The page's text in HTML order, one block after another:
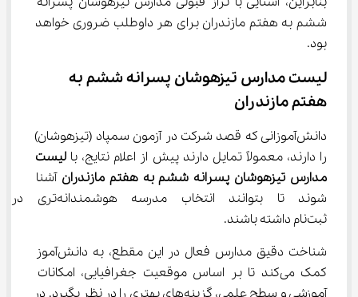
ششم به هفتم مازندران برای هر داوطلب ضروری خواهد
بود.
لیست مدارس تیزهوشان پسرانه ششم به
هفتم مازندران
دانش‌آموزانی که قصد شرکت در آزمون سمپاد (تیزهوشان)
را دارند، معمولاً تمایل دارند پیش از اعلام نتایج، با لیست
مدارس تیزهوشان پسرانه ششم به هفتم مازندران آشنا
شوند تا بتوانند انتخاب مدرسه
ثبت‌نام داشته باشند.
شناخت دقیق مدارس فعال در این مقطع، به دانش‌آموز
کمک می‌کند تا بر اساس موقعیت جغرافیایی، امکانات